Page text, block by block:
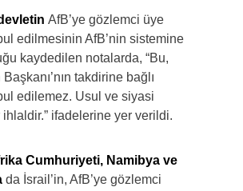
AfB’ye gözlemci üye
edilmesinin AfB’nin sistemine
kaydedilen notalarda, “Bu,
takdirine bağlı
edilemez. Usul ve siyasi
ihlaldir.” ifadelerine yer verildi.
Cumhuriyeti, Namibya ve
da İsrail’in, AfB’ye gözlemci